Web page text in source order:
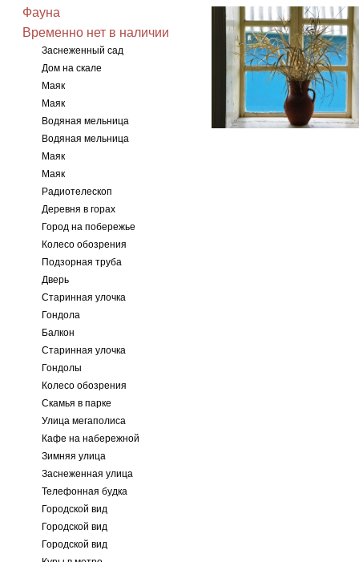
Фауна
Временно нет в наличии
Заснеженный сад
Дом на скале
Маяк
Маяк
Водяная мельница
Водяная мельница
Маяк
Маяк
Радиотелескоп
Деревня в горах
Город на побережье
Колесо обозрения
Подзорная труба
Дверь
Старинная улочка
Гондола
Балкон
Старинная улочка
Гондолы
Колесо обозрения
Скамья в парке
Улица мегаполиса
Кафе на набережной
Зимняя улица
Заснеженная улица
Телефонная будка
Городской вид
Городской вид
Городской вид